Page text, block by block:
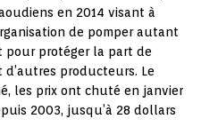
en 2014 visant à
de pomper autant
pour protéger la part de
producteurs. Le
les prix ont chuté en janvier
2003, jusqu’à 28 dollars